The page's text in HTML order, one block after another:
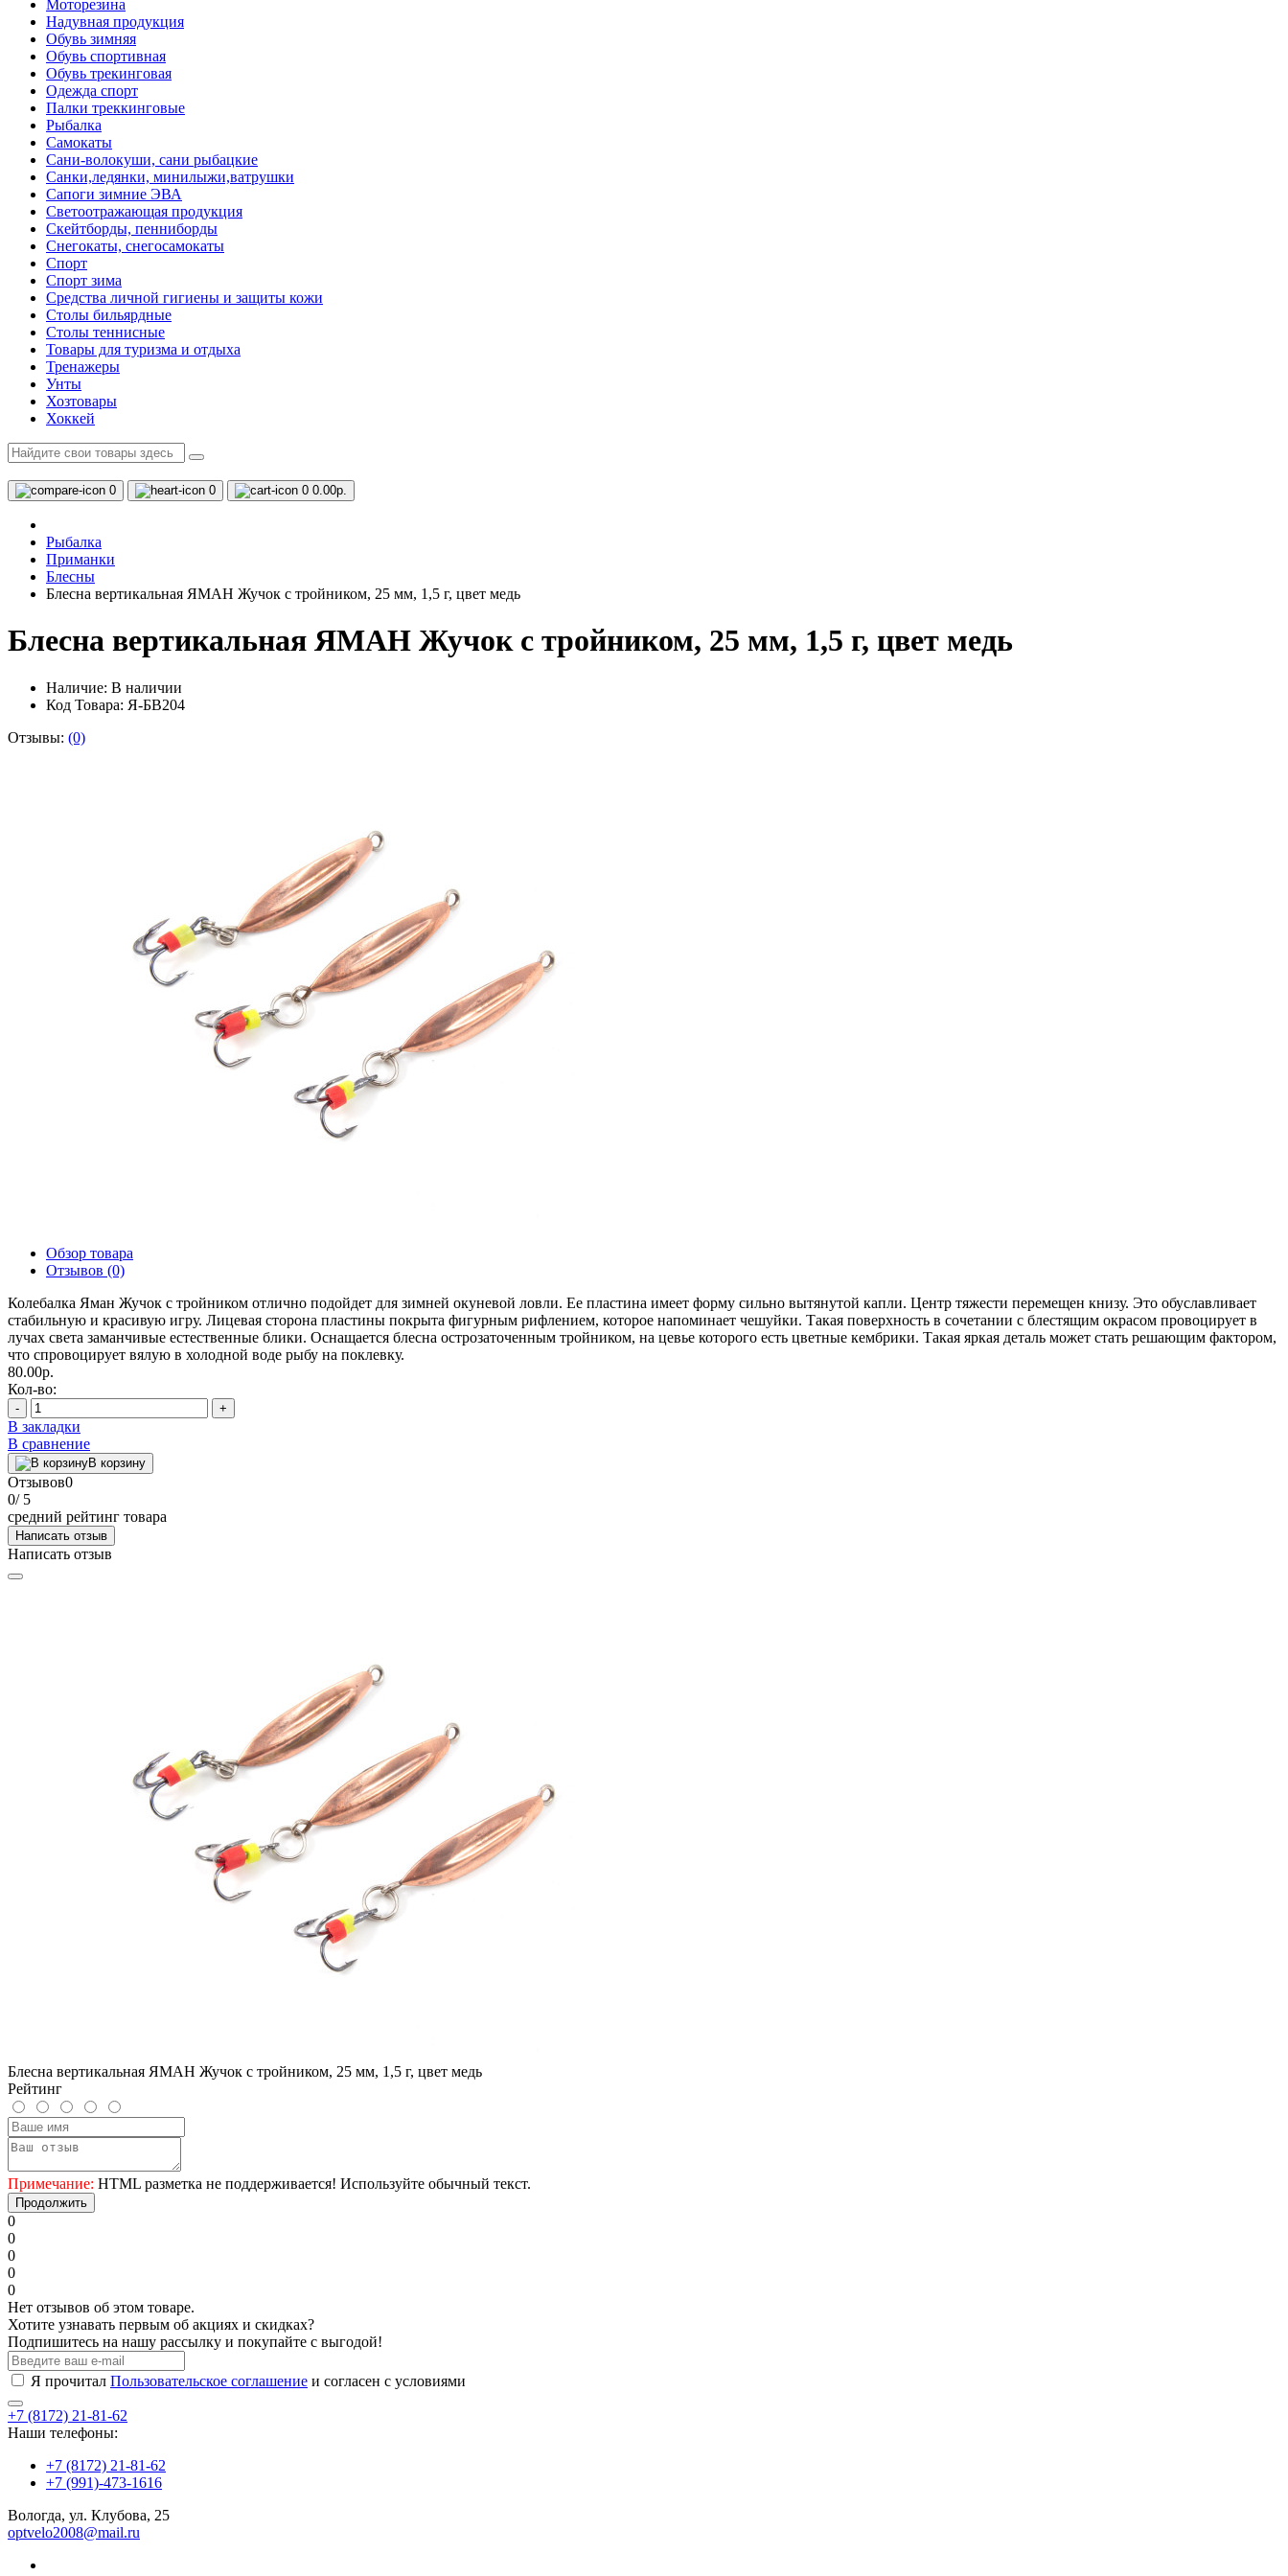
Моторезина
Надувная продукция
Обувь зимняя
Обувь спортивная
Обувь трекинговая
Одежда спорт
Палки треккинговые
Рыбалка
Самокаты
Сани-волокуши, сани рыбацкие
Санки,ледянки, минилыжи,ватрушки
Сапоги зимние ЭВА
Светоотражающая продукция
Скейтборды, пенниборды
Снегокаты, снегосамокаты
Спорт
Спорт зима
Средства личной гигиены и защиты кожи
Столы бильярдные
Столы теннисные
Товары для туризма и отдыха
Тренажеры
Унты
Хозтовары
Хоккей
0 0 0 0.00р.
Рыбалка
Приманки
Блесны
Блесна вертикальная ЯМАН Жучок с тройником, 25 мм, 1,5 г, цвет медь
Блесна вертикальная ЯМАН Жучок с тройником, 25 мм, 1,5 г, цвет медь
Наличие: В наличии
Код Товара: Я-БВ204
Отзывы: (0)
Обзор товара
Отзывов (0)
Колебалка Яман Жучок с тройником отлично подойдет для зимней окуневой ловли. Ее пластина имеет форму сильно вытянутой капли. Центр тяжести перемещен книзу. Это обуславливает
стабильную и красивую игру. Лицевая сторона пластины покрыта фигурным рифлением, которое напоминает чешуйки. Такая поверхность в сочетании с блестящим окрасом провоцирует в
лучах света заманчивые естественные блики. Оснащается блесна острозаточенным тройником, на цевье которого есть цветные кембрики. Такая яркая деталь может стать решающим фактором,
что спровоцирует вялую в холодной воде рыбу на поклевку.
80.00р.
Кол-во:
- +
В закладки
В сравнение
В корзину
Отзывов0
0/ 5
средний рейтинг товара
Написать отзыв
Написать отзыв
Блесна вертикальная ЯМАН Жучок с тройником, 25 мм, 1,5 г, цвет медь
Рейтинг
Примечание: HTML разметка не поддерживается! Используйте обычный текст.
Продолжить
0
0
0
0
0
Нет отзывов об этом товаре.
Хотите узнавать первым об акциях и скидках?
Подпишитесь на нашу рассылку и покупайте с выгодой!
Я прочитал Пользовательское соглашение и согласен с условиями
+7 (8172) 21-81-62
Наши телефоны:
+7 (8172) 21-81-62
+7 (991)-473-1616
Вологда, ул. Клубова, 25
optvelo2008@mail.ru